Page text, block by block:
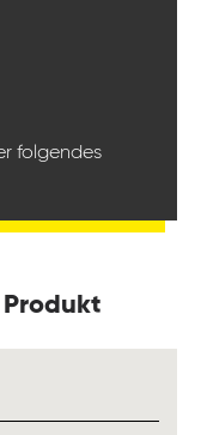
folgendes